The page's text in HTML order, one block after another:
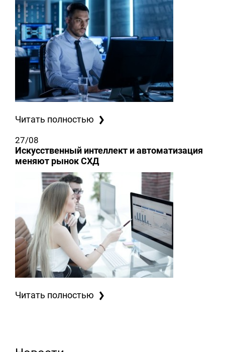
Читать полностью
27/08
Искусственный интеллект и автоматизация
меняют рынок СХД
Читать полностью